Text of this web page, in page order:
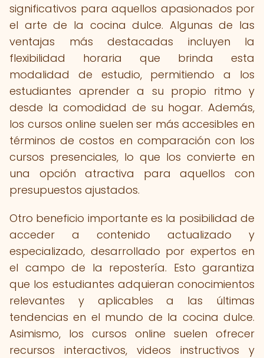
significativos para aquellos apasionados por
el arte de la cocina dulce. Algunas de las
ventajas más destacadas incluyen la
flexibilidad horaria que brinda esta
modalidad de estudio, permitiendo a los
estudiantes aprender a su propio ritmo y
desde la comodidad de su hogar. Además,
los cursos online suelen ser más accesibles en
términos de costos en comparación con los
cursos presenciales, lo que los convierte en
una opción atractiva para aquellos con
presupuestos ajustados.
Otro beneficio importante es la posibilidad de
acceder a contenido actualizado y
especializado, desarrollado por expertos en
el campo de la repostería. Esto garantiza
que los estudiantes adquieran conocimientos
relevantes y aplicables a las últimas
tendencias en el mundo de la cocina dulce.
Asimismo, los cursos online suelen ofrecer
recursos interactivos, videos instructivos y